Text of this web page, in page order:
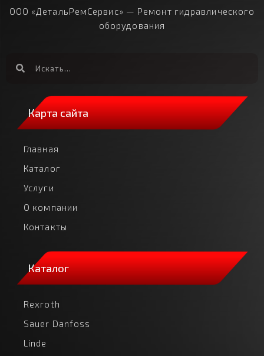
ООО «ДетальРемСервис» — Ремонт гидравлического
оборудования
Карта сайта
Главная
Каталог
Услуги
О компании
Контакты
Каталог
Rexroth
Sauer Danfoss
Linde